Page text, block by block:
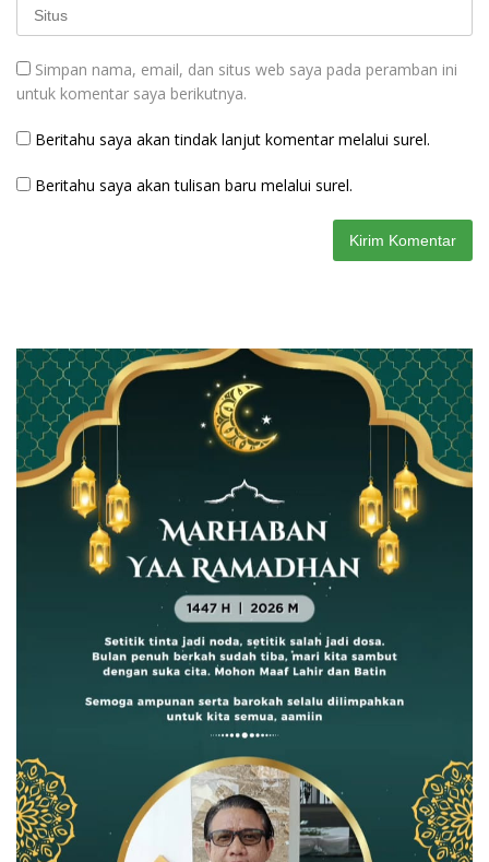
Simpan nama, email, dan situs web saya pada peramban ini
untuk komentar saya berikutnya.
Beritahu saya akan tindak lanjut komentar melalui surel.
Beritahu saya akan tulisan baru melalui surel.